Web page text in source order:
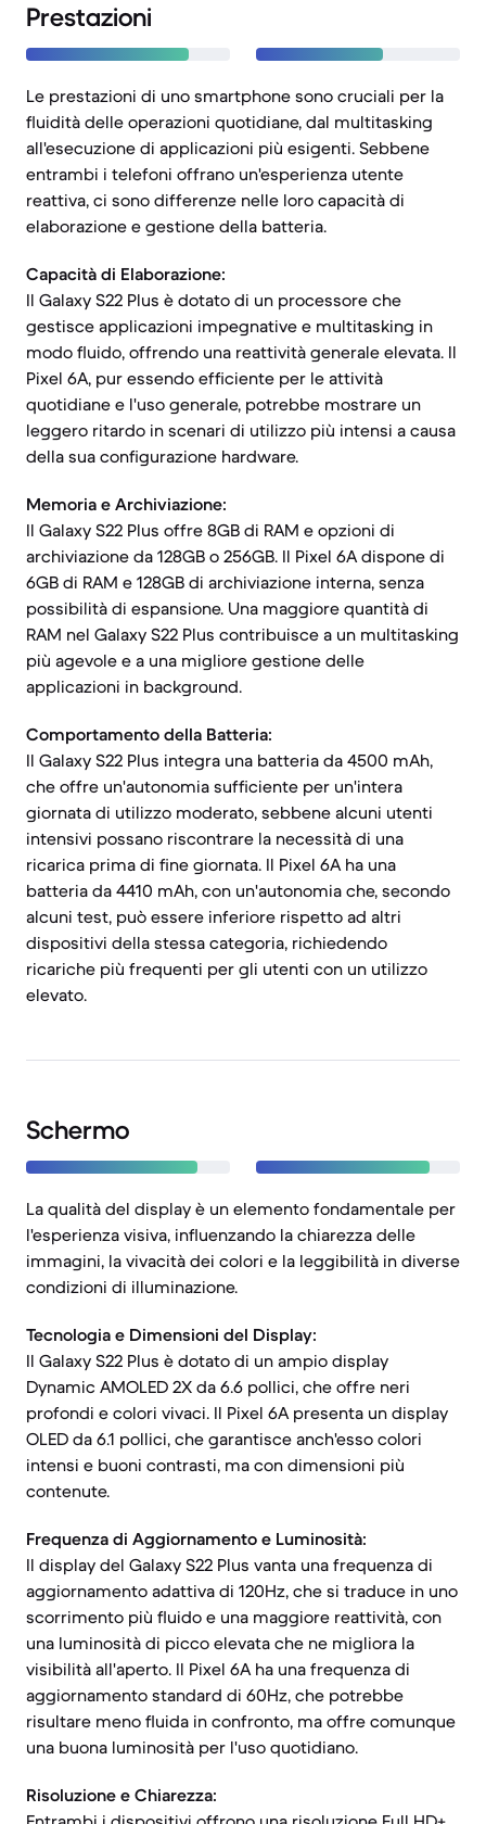
Prestazioni
Le prestazioni di uno smartphone sono cruciali per la
fluidità delle operazioni quotidiane, dal multitasking
all'esecuzione di applicazioni più esigenti. Sebbene
entrambi i telefoni offrano un'esperienza utente
reattiva, ci sono differenze nelle loro capacità di
elaborazione e gestione della batteria.
Capacità di Elaborazione:
Il Galaxy S22 Plus è dotato di un processore che
gestisce applicazioni impegnative e multitasking in
modo fluido, offrendo una reattività generale elevata. Il
Pixel 6A, pur essendo efficiente per le attività
quotidiane e l'uso generale, potrebbe mostrare un
leggero ritardo in scenari di utilizzo più intensi a causa
della sua configurazione hardware.
Memoria e Archiviazione:
Il Galaxy S22 Plus offre 8GB di RAM e opzioni di
archiviazione da 128GB o 256GB. Il Pixel 6A dispone di
6GB di RAM e 128GB di archiviazione interna, senza
possibilità di espansione. Una maggiore quantità di
RAM nel Galaxy S22 Plus contribuisce a un multitasking
più agevole e a una migliore gestione delle
applicazioni in background.
Comportamento della Batteria:
Il Galaxy S22 Plus integra una batteria da 4500 mAh,
che offre un'autonomia sufficiente per un'intera
giornata di utilizzo moderato, sebbene alcuni utenti
intensivi possano riscontrare la necessità di una
ricarica prima di fine giornata. Il Pixel 6A ha una
batteria da 4410 mAh, con un'autonomia che, secondo
alcuni test, può essere inferiore rispetto ad altri
dispositivi della stessa categoria, richiedendo
ricariche più frequenti per gli utenti con un utilizzo
elevato.
Schermo
La qualità del display è un elemento fondamentale per
l'esperienza visiva, influenzando la chiarezza delle
immagini, la vivacità dei colori e la leggibilità in diverse
condizioni di illuminazione.
Tecnologia e Dimensioni del Display:
Il Galaxy S22 Plus è dotato di un ampio display
Dynamic AMOLED 2X da 6.6 pollici, che offre neri
profondi e colori vivaci. Il Pixel 6A presenta un display
OLED da 6.1 pollici, che garantisce anch'esso colori
intensi e buoni contrasti, ma con dimensioni più
contenute.
Frequenza di Aggiornamento e Luminosità:
Il display del Galaxy S22 Plus vanta una frequenza di
aggiornamento adattiva di 120Hz, che si traduce in uno
scorrimento più fluido e una maggiore reattività, con
una luminosità di picco elevata che ne migliora la
visibilità all'aperto. Il Pixel 6A ha una frequenza di
aggiornamento standard di 60Hz, che potrebbe
risultare meno fluida in confronto, ma offre comunque
una buona luminosità per l'uso quotidiano.
Risoluzione e Chiarezza: